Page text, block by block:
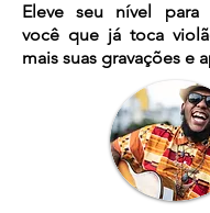
Eleve seu nível para
você que já toca
mais suas gravações e